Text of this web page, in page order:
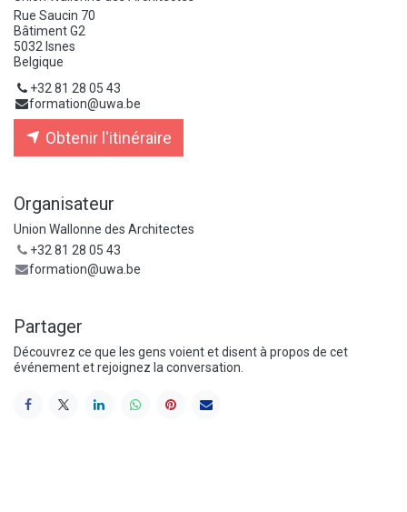
Rue Saucin 70
Bâtiment G2
5032 Isnes
Belgique
+32 81 28 05 43
formation@uwa.be
Obtenir l'itinéraire
Organisateur
Union Wallonne des Architectes
+32 81 28 05 43
formation@uwa.be
Partager
Découvrez ce que les gens voient et disent à propos de cet
événement et rejoignez la conversation.